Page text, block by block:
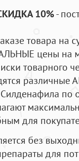
10%-
товара на
цены на
товарного
по
для
без
для